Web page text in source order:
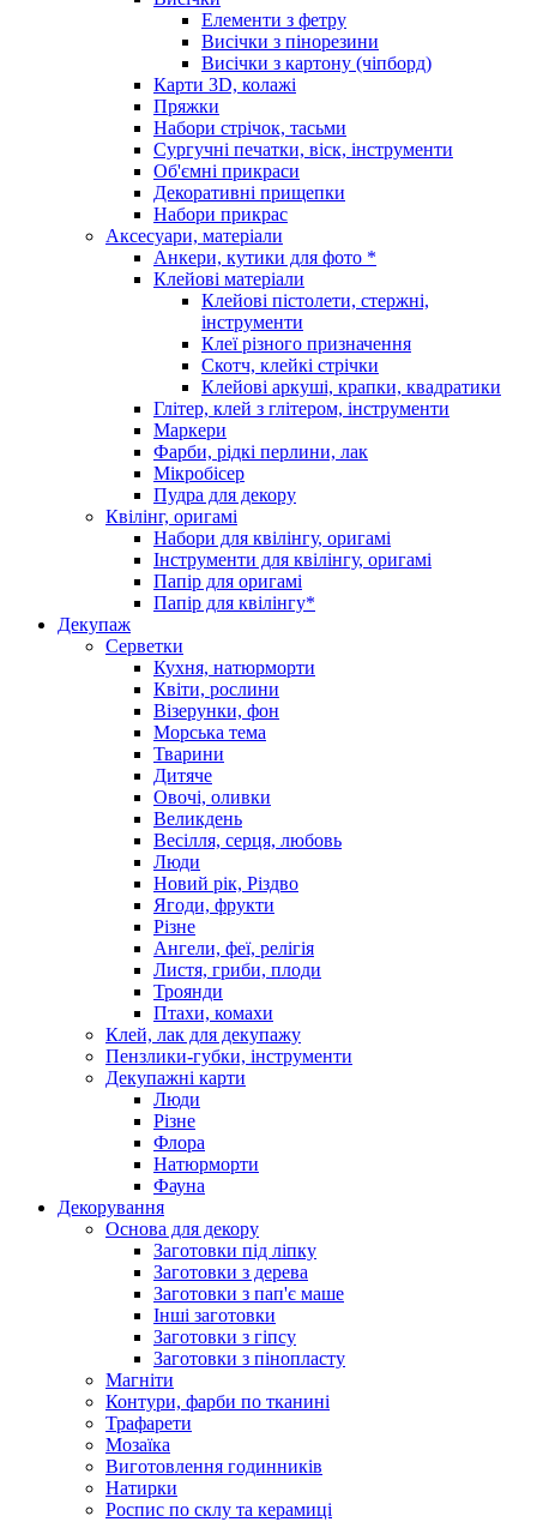
Елементи з фетру
Висічки з пінорезини
Висічки з картону (чіпборд)
Карти 3D, колажі
Пряжки
Набори стрічок, тасьми
Сургучні печатки, віск, інструменти
Об'ємні прикраси
Декоративні прищепки
Набори прикрас
Аксесуари, матеріали
Анкери, кутики для фото *
Клейові матеріали
Клейові пістолети, стержні,
інструменти
Клеї різного призначення
Скотч, клейкі стрічки
Клейові аркуші, крапки, квадратики
Глітер, клей з глітером, інструменти
Маркери
Фарби, рідкі перлини, лак
Мікробісер
Пудра для декору
Квілінг, оригамі
Набори для квілінгу, оригамі
Інструменти для квілінгу, оригамі
Папір для оригамі
Папір для квілінгу*
Декупаж
Серветки
Кухня, натюрморти
Квіти, рослини
Візерунки, фон
Морська тема
Тварини
Дитяче
Овочі, оливки
Великдень
Весілля, серця, любовь
Люди
Новий рік, Різдво
Ягоди, фрукти
Різне
Ангели, феї, релігія
Листя, гриби, плоди
Троянди
Птахи, комахи
Клей, лак для декупажу
Пензлики-губки, інструменти
Декупажні карти
Люди
Різне
Флора
Натюрморти
Фауна
Декорування
Основа для декору
Заготовки під ліпку
Заготовки з дерева
Заготовки з пап'є маше
Інші заготовки
Заготовки з гіпсу
Заготовки з пінопласту
Магніти
Контури, фарби по тканині
Трафарети
Мозаїка
Виготовлення годинників
Натирки
Роспис по склу та керамиці